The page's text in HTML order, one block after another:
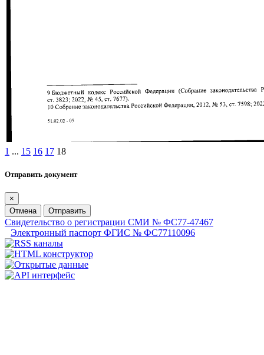
1 ... 15 16 17 18
Отправить документ
×
Отмена
Отправить
Свидетельство о регистрации СМИ № ФС77-47467
Электронный паспорт ФГИС № ФС77110096